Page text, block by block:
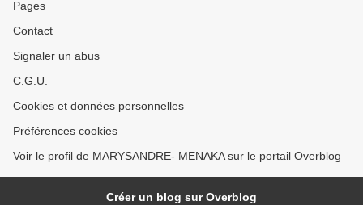
Pages
Contact
Signaler un abus
C.G.U.
Cookies et données personnelles
Préférences cookies
Voir le profil de MARYSANDRE- MENAKA sur le portail Overblog
Créer un blog sur Overblog